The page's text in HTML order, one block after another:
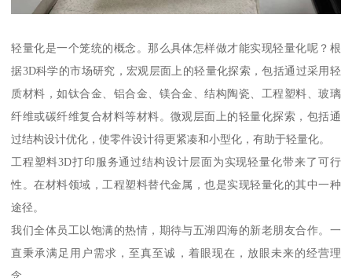
轻量化是一个笼统的概念。那么具体怎样做才能实现轻量化呢？根
据3D科学的市场研究，宏观层面上的轻量化探索，包括通过采用轻
质材料，如钛合金、铝合金、镁合金、结构陶瓷、工程塑料、玻璃
纤维或碳纤维复合材料等材料。微观层面上的轻量化探索，包括通
过结构设计优化，使零件设计得更紧凑和小型化，有助于轻量化。
工程塑料3D打印服务通过结构设计层面为实现轻量化带来了可行
性。在材料领域，工程塑料替代金属，也是实现轻量化的其中一种
途径。
我们全体员工以饱满的热情，期待与五湖四海的新老朋友合作。一
直秉承满足用户需求，至真至诚，着眼现在，放眼未来的经营理